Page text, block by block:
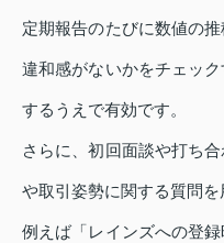
定期報告のたびに数値の
違和感がないかをチェッ
するうえで有効です。
さらに、初回面談や打ち
や取引姿勢に関する質問を
例えば「レインズへの登